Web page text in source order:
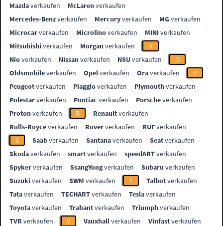
Mazdaverkaufen McLarenverkaufen
Mercedes-Benzverkaufen Mercuryverkaufen MGverkaufen
Microcarverkaufen Microlinoverkaufen MINIverkaufen
Mitsubishi verkaufen Morganverkaufen
N
Nioverkaufen Nissanverkaufen NSUverkaufen
O
Oldsmobileverkaufen Opelverkaufen Oraverkaufen
P
Peugeotverkaufen Piaggioverkaufen Plymouthverkaufen
Polestarverkaufen Pontiac verkaufen Porscheverkaufen
Protonverkaufen R Renaultverkaufen
Rolls-Royceverkaufen Roververkaufen RUFverkaufen
S
Saabverkaufen Santanaverkaufen Seatverkaufen
Skodaverkaufen smartverkaufen speedARTverkaufen
Spykerverkaufen SsangYongverkaufen Subaru verkaufen
Suzuki verkaufen SWM verkaufen T Talbotverkaufen
Tataverkaufen TECHARTverkaufen Teslaverkaufen
Toyotaverkaufen Trabantverkaufen Triumphverkaufen
TVR verkaufen V Vauxhallverkaufen Vinfastverkaufen